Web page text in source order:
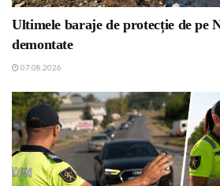
Ultimele baraje de protecție de pe
demontate
07.08.2026